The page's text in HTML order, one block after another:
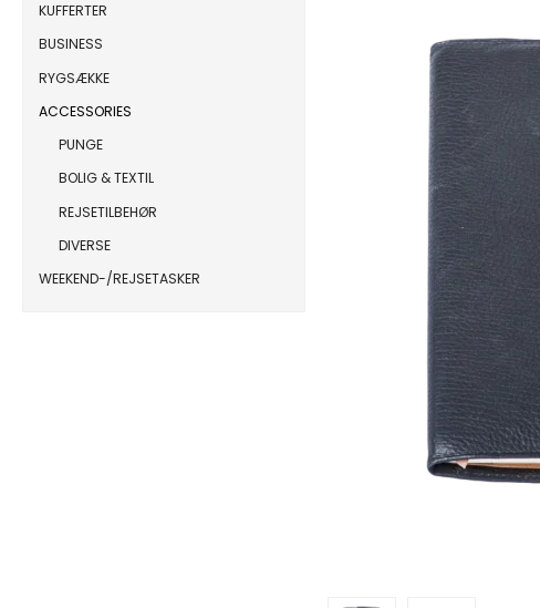
KUFFERTER
BUSINESS
RYGSÆKKE
ACCESSORIES
PUNGE
BOLIG & TEXTIL
REJSETILBEHØR
DIVERSE
WEEKEND-/REJSETASKER